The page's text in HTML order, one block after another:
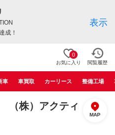
成！
表示
0
お気に入り 閲覧履歴
車 車買取 カーリース 整備工場
（株）アクティ
MAP